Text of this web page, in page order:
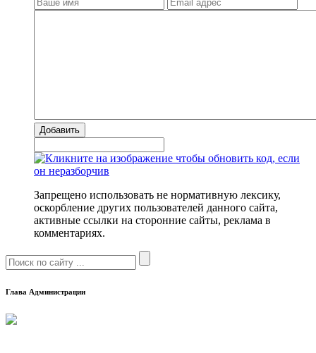
Добавить
Запрещено использовать не нормативную лексику,
оскорбление других пользователей данного сайта,
активные ссылки на сторонние сайты, реклама в
комментариях.
Глава Администрации